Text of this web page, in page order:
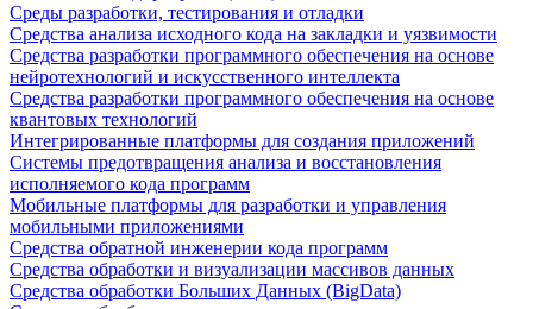
Среды разработки, тестирования и отладки
Средства анализа исходного кода на закладки и уязвимости
Средства разработки программного обеспечения на основе
нейротехнологий и искусственного интеллекта
Средства разработки программного обеспечения на основе
квантовых технологий
Интегрированные платформы для создания приложений
Системы предотвращения анализа и восстановления
исполняемого кода программ
Мобильные платформы для разработки и управления
мобильными приложениями
Средства обратной инженерии кода программ
Средства обработки и визуализации массивов данных
Средства обработки Больших Данных (BigData)